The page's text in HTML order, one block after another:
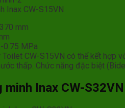
Inax CW-S15VN
mm
0.75 MPa
Toilet CW-S15VN có thể kết hợp
thấp. Chức năng đặc biệt
Inax CW-S32VN